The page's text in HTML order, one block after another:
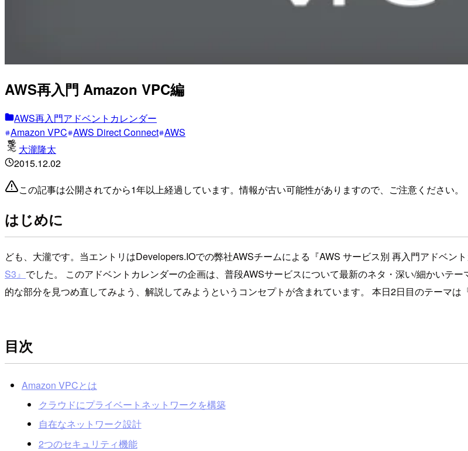
AWS再入門 Amazon VPC編
AWS再入門アドベントカレンダー
Amazon VPC AWS Direct Connect AWS
大瀧隆太
2015.12.02
この記事は公開されてから1年以上経過しています。情報が古い可能性がありますので、ご注意ください。
はじめに
ども、大瀧です。当エントリはDevelopers.IOでの弊社AWSチームによる『AWS サービス別 再入門アドベン
S3』 でした。 このアドベントカレンダーの企画は、普段AWSサービスについて最新のネタ・深い/細かいテ
的な部分を見つめ直してみよう、解説してみようというコンセプトが含まれています。 本日2日目のテーマは
目次
Amazon VPCとは
クラウドにプライベートネットワークを構築
自在なネットワーク設計
2つのセキュリティ機能